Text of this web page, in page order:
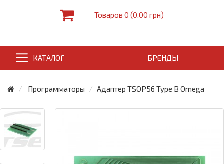
Товаров 0 (0.00 грн)
КАТАЛОГ БРЕНДЫ
Программаторы Адаптер TSOP56 Type B Omega